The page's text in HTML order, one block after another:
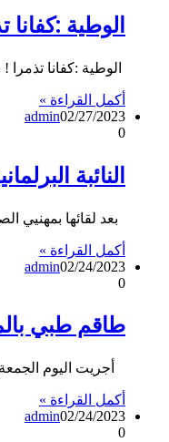
الوطية :كفانا
الوطية :كفانا تذمرا
أكمل القراءة »
admin02/27/2023
0
النائبة
بعد لقائها بمهنيي
أكمل القراءة »
admin02/24/2023
0
طاقم طبي
أجريت اليوم الجمعة24 فبراير 2023 بالمستشفى الاقليمي الحسن الثاني بطانطان أول عملية جراحية لسيدة كانت تعاني من Pied diabetique…
أكمل القراءة »
admin02/24/2023
0